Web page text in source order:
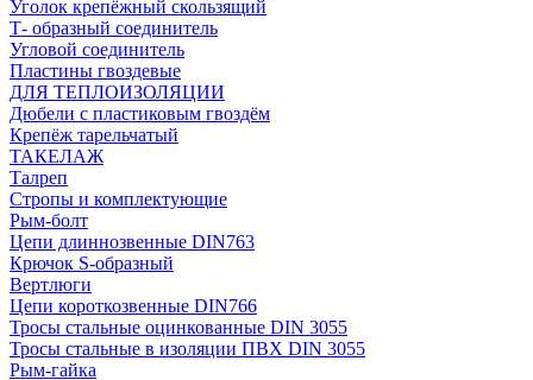
Уголок крепёжный скользящий
Т- образный соединитель
Угловой соединитель
Пластины гвоздевые
ДЛЯ ТЕПЛОИЗОЛЯЦИИ
Дюбели с пластиковым гвоздём
Крепёж тарельчатый
ТАКЕЛАЖ
Талреп
Стропы и комплектующие
Рым-болт
Цепи длиннозвенные DIN763
Крючок S-образный
Вертлюги
Цепи короткозвенные DIN766
Тросы стальные оцинкованные DIN 3055
Тросы стальные в изоляции ПВХ DIN 3055
Рым-гайка